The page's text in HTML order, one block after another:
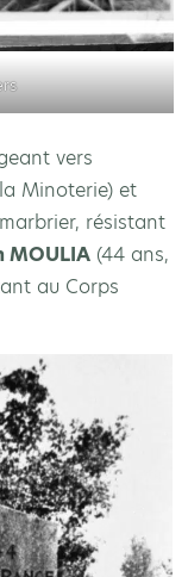
vers
Minoterie) et
résistant
MOULIA (44 ans,
au Corps